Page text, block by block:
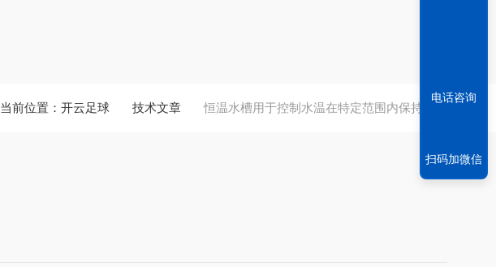
当前位置： 开云足球 技术文章 恒温水槽用于控制水温在特定范围内保持稳定
电话咨询
扫码加微信